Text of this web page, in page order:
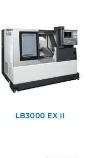
LB3000 EX II